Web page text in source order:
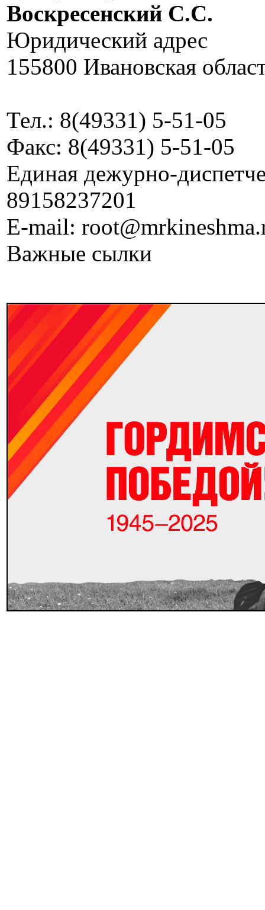
Воскресенский C.C.
Юридический адрес
155800 Ивановская
Тел.: 8(49331) 5-51-05
Факс: 8(49331) 5-51-05
Единая дежурно-
89158237201
E-mail:
Важные сылки